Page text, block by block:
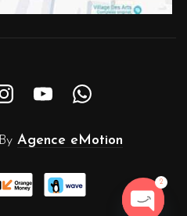
Agence eMotion
2